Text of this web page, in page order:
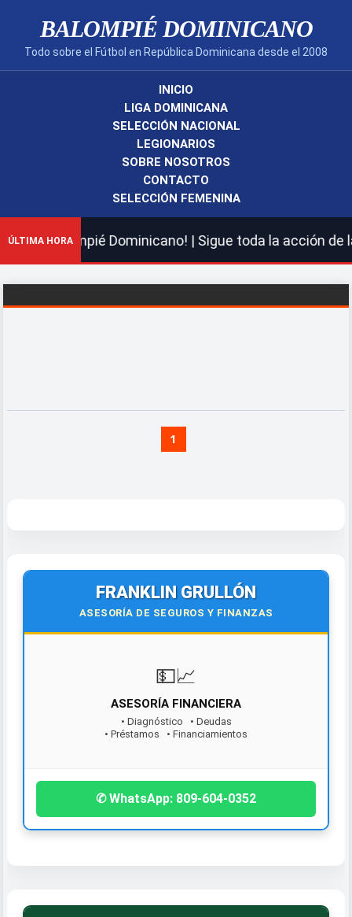
BALOMPIÉ DOMINICANO
Todo sobre el Fútbol en República Dominicana desde el 2008
INICIO
LIGA DOMINICANA
SELECCIÓN NACIONAL
LEGIONARIOS
SOBRE NOSOTROS
CONTACTO
SELECCIÓN FEMENINA
ÚLTIMA HORA
Balompié Dominicano! | Sigue toda la acción de la
1
FRANKLIN GRULLÓN
ASESORÍA DE SEGUROS Y FINANZAS
💵📈
ASESORÍA FINANCIERA
• Diagnóstico • Deudas
• Préstamos • Financiamientos
¡Contáctanos hoy!
✆ WhatsApp: 809-604-0352